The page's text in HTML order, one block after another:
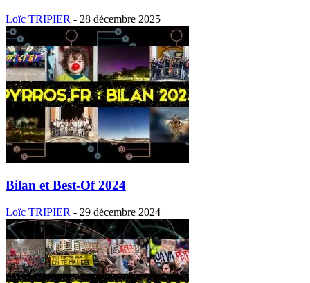
Loïc TRIPIER - 28 décembre 2025
Bilan et Best-Of 2024
Loïc TRIPIER - 29 décembre 2024